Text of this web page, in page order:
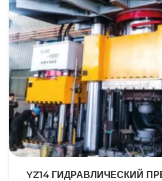
YZ14 ГИДРАВЛИЧЕСКИЙ